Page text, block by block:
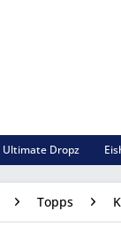
Ultimate Dropz
Topps